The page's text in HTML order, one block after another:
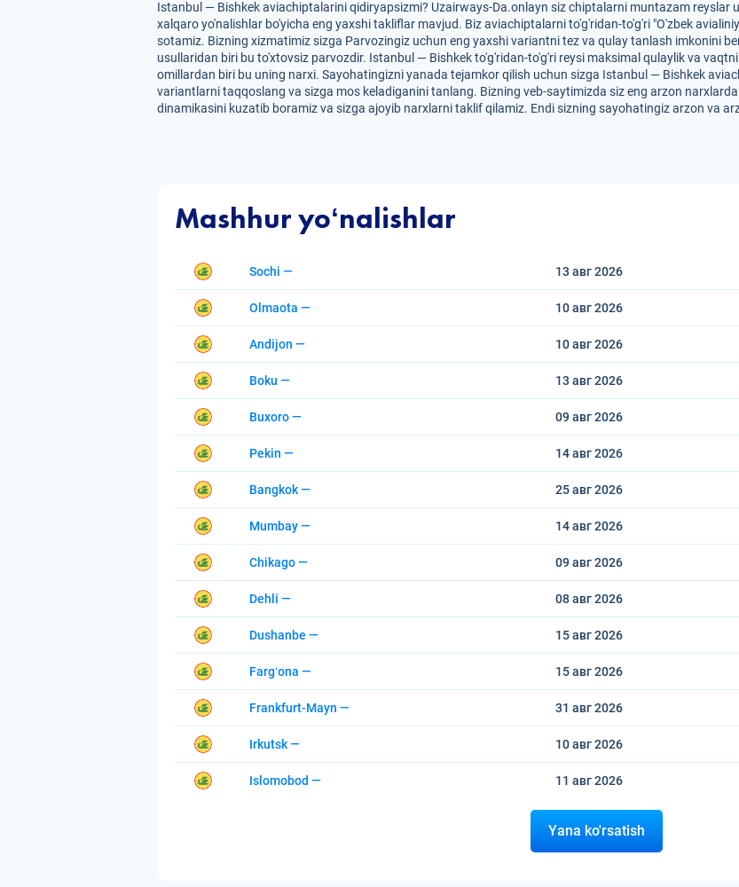
Istanbul — Bishkek aviachiptalarini qidiryapsizmi? Uzairways-Da.onlayn siz chiptalarni muntazam reyslar
xalqaro yo'nalishlar bo'yicha eng yaxshi takliflar mavjud. Biz aviachiptalarni to'g'ridan-to'g'ri "O'zbek
sotamiz. Bizning xizmatimiz sizga Parvozingiz uchun eng yaxshi variantni tez va qulay tanlash imkonini
usullaridan biri bu to'xtovsiz parvozdir. Istanbul — Bishkek to'g'ridan-to'g'ri reysi maksimal qulaylik va
omillardan biri bu uning narxi. Sayohatingizni yanada tejamkor qilish uchun sizga Istanbul — Bishkek
variantlarni taqqoslang va sizga mos keladiganini tanlang. Bizning veb-saytimizda siz eng arzon
dinamikasini kuzatib boramiz va sizga ajoyib narxlarni taklif qilamiz. Endi sizning sayohatingiz arzon va
Mashhur yoʻnalishlar
Sochi — 13 авг2026
Olmaota — 10 авг2026
Andijon — 10 авг2026
Boku — 13 авг2026
Buxoro — 09 авг2026
Pekin — 14 авг2026
Bangkok — 25 авг2026
Mumbay — 14 авг2026
Chikago — 09 авг2026
Dehli — 08 авг2026
Dushanbe — 15 авг2026
Fargʻona — 15 авг2026
Frankfurt-Mayn — 31 авг2026
Irkutsk — 10 авг2026
Islomobod — 11 авг2026
Yana ko'rsatish